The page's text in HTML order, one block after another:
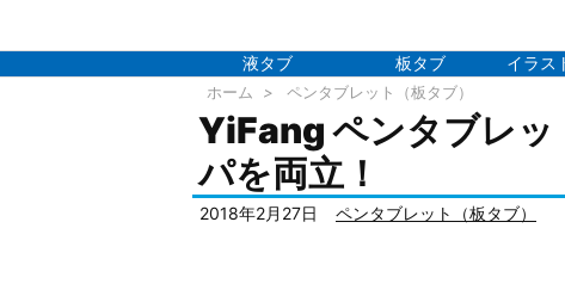
液タブ 板タブ イラス
ホーム > ペンタブレット（板タブ）
YiFang ペンタブレッ
パを両立！
2018年2月27日 ペンタブレット（板タブ）